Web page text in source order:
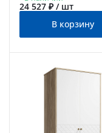
24 527 ₽ / шт
В корзину